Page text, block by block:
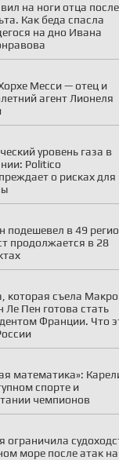
на ноги отца после
Как беда спасла
на дно Ивана
Месси — отец и
агент Лионеля
уровень газа в
Politico
о рисках для
подешевел в 49
продолжается в 28
которая съела
Ле Пен готова стать
Франции. Что
математика»:
спорте и
чемпионов
ограничила
море после атак на